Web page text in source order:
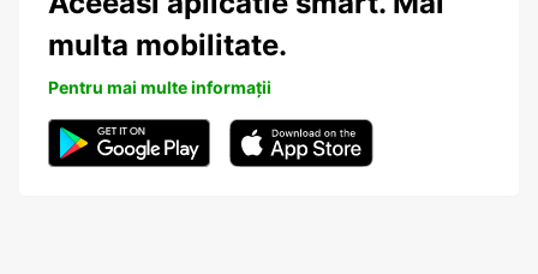
multa mobilitate.
Pentru mai multe informații